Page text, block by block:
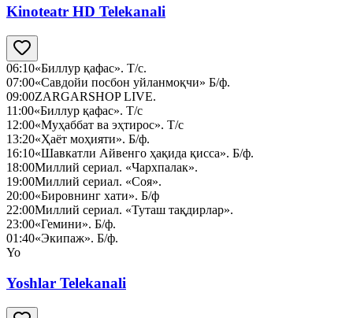
Kinoteatr HD Telekanali
06:10«Биллур қафас». Т/с.
07:00«Савдойи посбон уйланмоқчи» Б/ф.
09:00ZARGARSHOP LIVE.
11:00«Биллур қафас». Т/с
12:00«Муҳаббат ва эҳтирос». Т/с
13:20«Ҳаёт моҳияти». Б/ф.
16:10«Шавкатли Айвенго ҳақида қисса». Б/ф.
18:00Миллий сериал. «Чархпалак».
19:00Миллий сериал. «Соя».
20:00«Бировнинг хати». Б/ф
22:00Миллий сериал. «Туташ тақдирлар».
23:00«Гемини». Б/ф.
01:40«Экипаж». Б/ф.
Yo
Yoshlar Telekanali